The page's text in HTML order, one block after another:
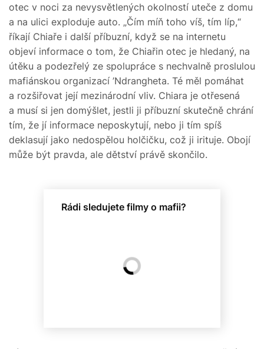
otec v noci za nevysvětlených okolností uteče z domu
a na ulici exploduje auto. „Čím míň toho víš, tím líp,“
říkají Chiaře i další příbuzní, když se na internetu
objeví informace o tom, že Chiařin otec je hledaný, na
útěku a podezřelý ze spolupráce s nechvalně proslulou
mafiánskou organizací ’Ndrangheta. Té měl pomáhat
a rozšiřovat její mezinárodní vliv. Chiara je otřesená
a musí si jen domýšlet, jestli ji příbuzní skutečně chrání
tím, že jí informace neposkytují, nebo ji tím spíš
deklasují jako nedospělou holčičku, což ji irituje. Obojí
může být pravda, ale dětství právě skončilo.
Rádi sledujete filmy o mafii?